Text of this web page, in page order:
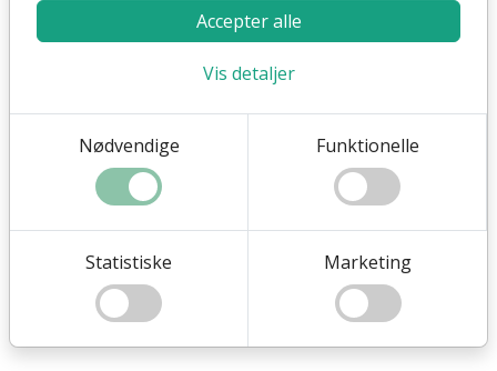
Accepter alle
Vis detaljer
Nødvendige Funktionelle
Statistiske Marketing
Videoguider er nu tilgængelige direkte i Flex4B-
systemet.
Hver side har sin egen hjælpesektion, og for
funktioner, hvor vi har videoer, kan du nu se en
hjælpevideo direkte i systemet.
Dette giver en bedre brugeroplevelse for vores